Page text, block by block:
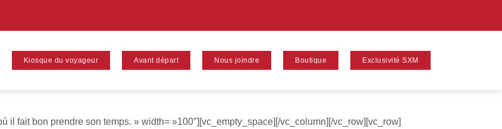
Kiosque du voyageur Avant départ Nous joindre Boutique Exclusivité SXM
il fait bon prendre son temps. » width= »100″][vc_empty_space][/vc_column][/vc_row][vc_row]